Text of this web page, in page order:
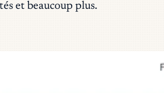
et beaucoup plus.